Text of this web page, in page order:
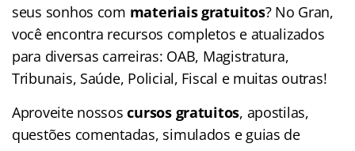
seus sonhos com materiais gratuitos? No Gran,
você encontra recursos completos e atualizados
para diversas carreiras: OAB, Magistratura,
Tribunais, Saúde, Policial, Fiscal e muitas outras!
Aproveite nossoscursos gratuitos, apostilas,
questões comentadas, simulados e guias de